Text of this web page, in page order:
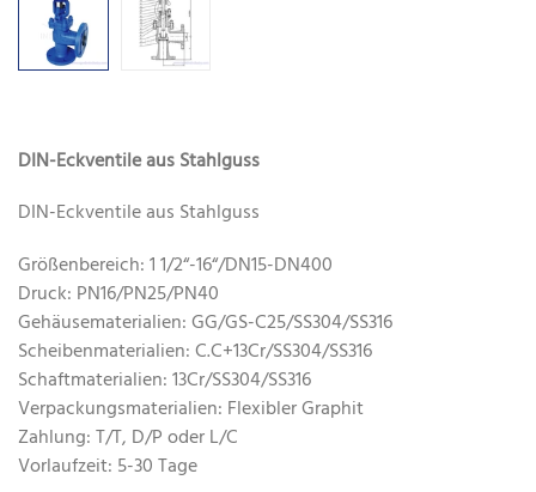
DIN-Eckventile aus Stahlguss
DIN-Eckventile aus Stahlguss
Größenbereich: 1 1/2“-16“/DN15-DN400
Druck: PN16/PN25/PN40
Gehäusematerialien: GG/GS-C25/SS304/SS316
Scheibenmaterialien: C.C+13Cr/SS304/SS316
Schaftmaterialien: 13Cr/SS304/SS316
Verpackungsmaterialien: Flexibler Graphit
Zahlung: T/T, D/P oder L/C
Vorlaufzeit: 5-30 Tage